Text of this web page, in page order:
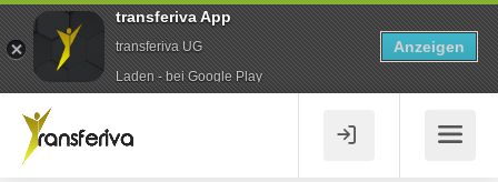
transferiva App
transferiva UG
Laden - bei Google Play
Anzeigen